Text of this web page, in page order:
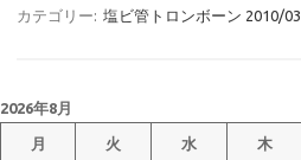
カテゴリー: 塩ビ管トロンボーン 2010/03
2026年8月
月 火 水 木